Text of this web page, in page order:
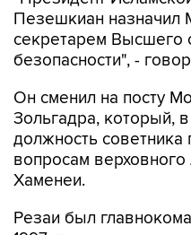
безопасности", -
Он сменил на посту
должность советника
вопросам
Хаменеи.
Резаи был